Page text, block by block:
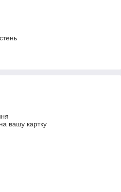
вашу картку